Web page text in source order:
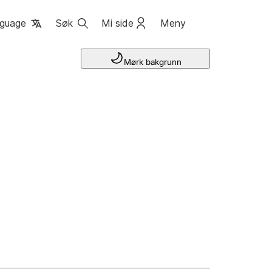
Søk Mi side Meny
Mørk bakgrunn